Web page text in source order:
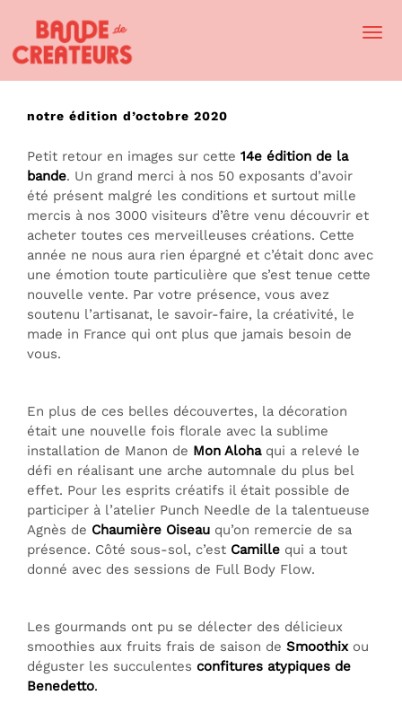
notre édition d’octobre 2020
Petit retour en images sur cette 14e édition de la
bande. Un grand merci à nos 50 exposants d’avoir
été présent malgré les conditions et surtout mille
mercis à nos 3000 visiteurs d’être venu découvrir et
acheter toutes ces merveilleuses créations. Cette
année ne nous aura rien épargné et c’était donc avec
une émotion toute particulière que s’est tenue cette
nouvelle vente. Par votre présence, vous avez
soutenu l’artisanat, le savoir-faire, la créativité, le
made in France qui ont plus que jamais besoin de
vous.
En plus de ces belles découvertes, la décoration
était une nouvelle fois florale avec la sublime
installation de Manon de Mon Alohaqui a relevé le
défi en réalisant une arche automnale du plus bel
effet. Pour les esprits créatifs il était possible de
participer à l’atelier Punch Needle de la talentueuse
Agnès de Chaumière Oiseau qu’on remercie de sa
présence. Côté sous-sol, c’est Camille qui a tout
donné avec des sessions de Full Body Flow.
Les gourmands ont pu se délecter des délicieux
smoothies aux fruits frais de saison de Smoothixou
déguster les succulentes confitures atypiques de
Benedetto.